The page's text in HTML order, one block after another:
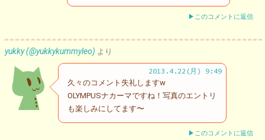
▶このコメントに返信
yukky (@yukkykummyleo) より
2013.4.22(月) 9:49
久々のコメント失礼しますw
OLYMPUSナカーマですね！写真のエントリ
も楽しみにしてます〜
▶このコメントに返信